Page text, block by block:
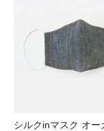
シルクinマスク オー